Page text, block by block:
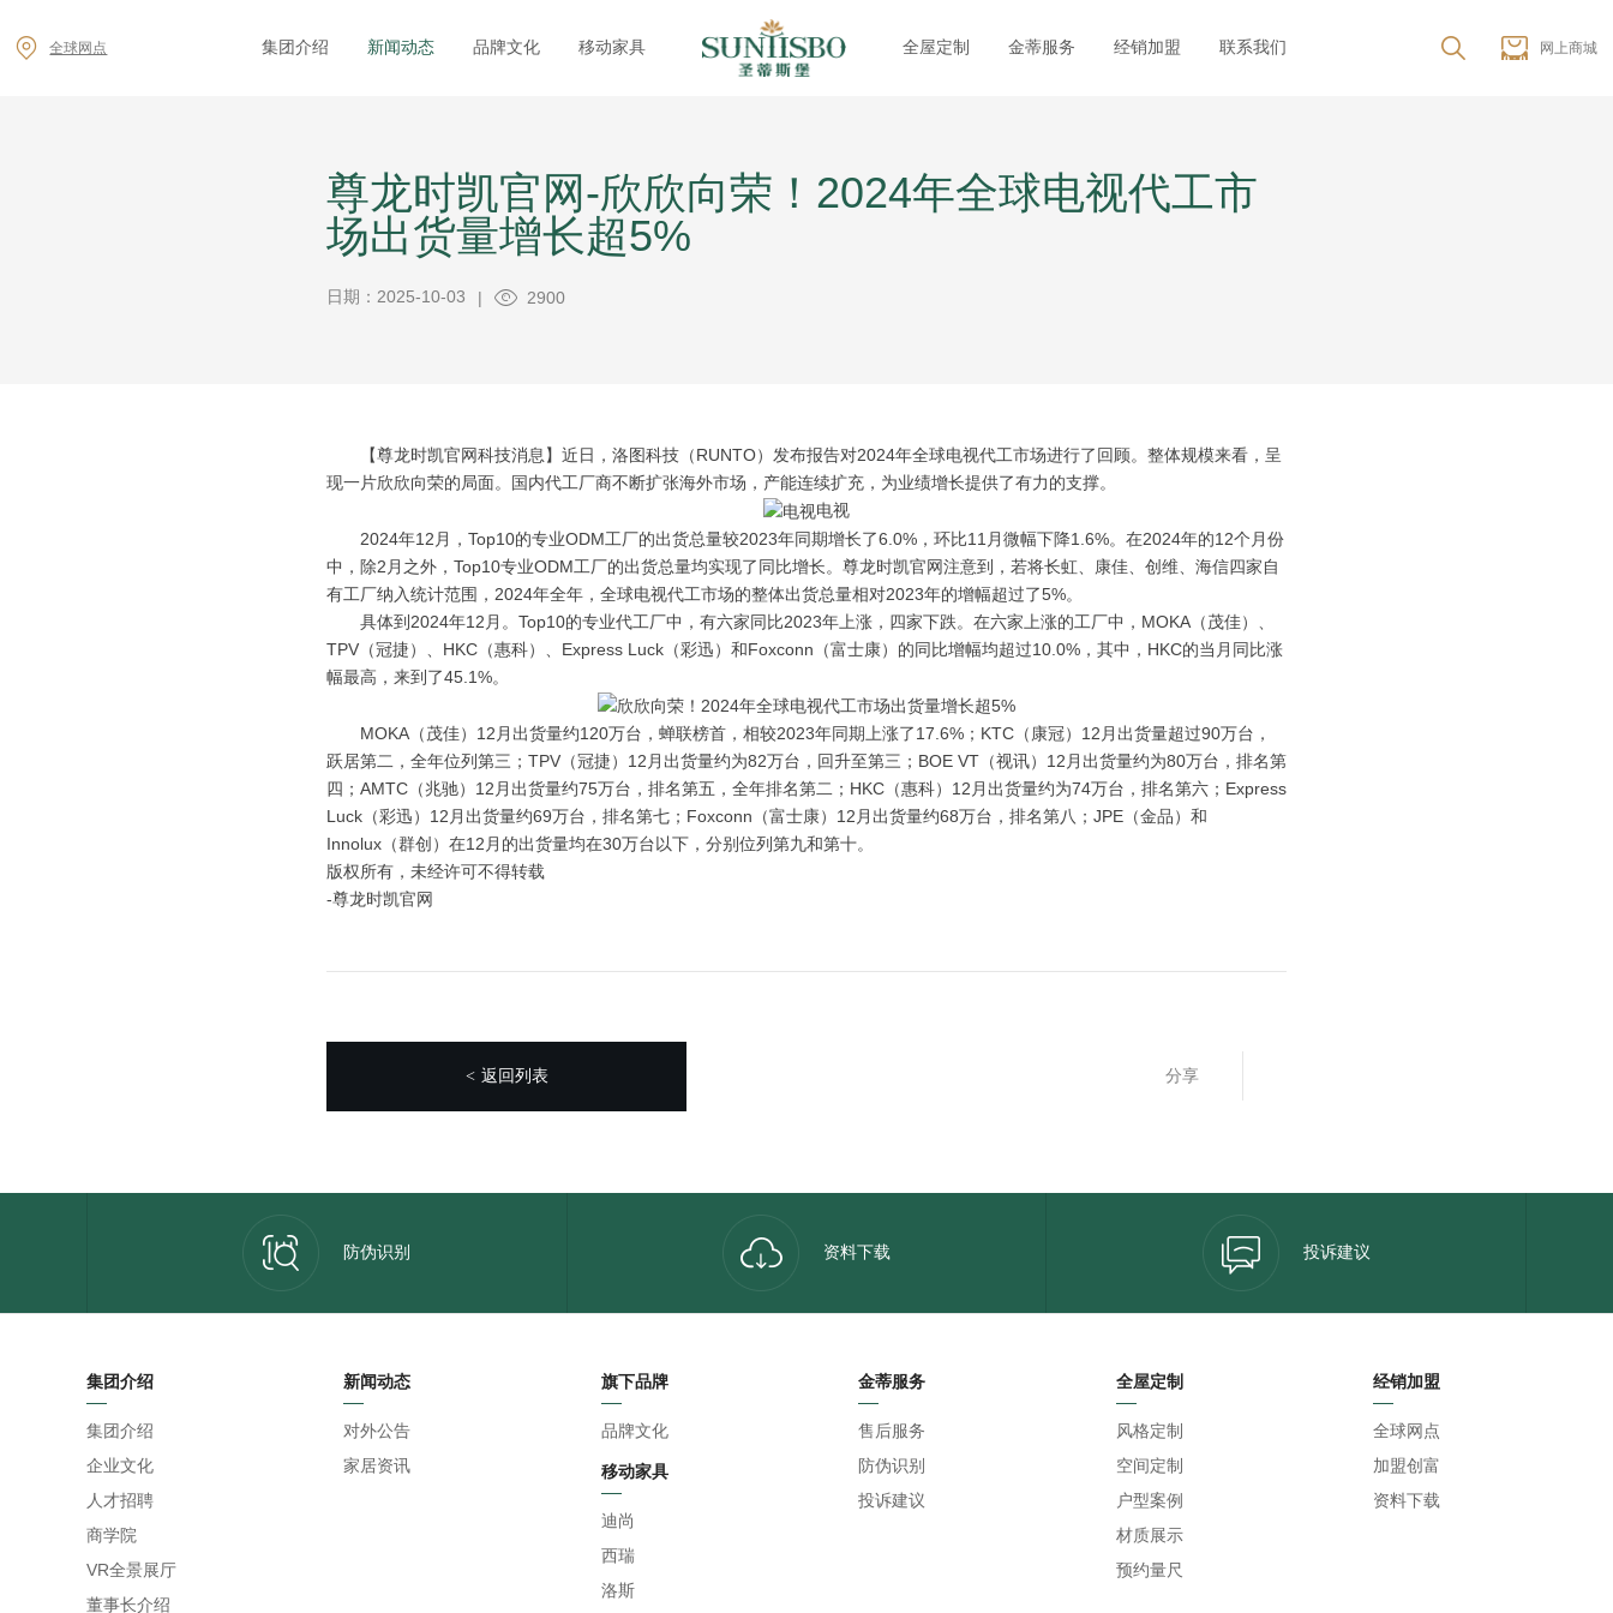
全球网点 集团介绍 新闻动态 品牌文化 移动家具 全屋定制 金蒂服务 经销加盟 联系我们 网上商城
尊龙时凯官网-欣欣向荣！2024年全球电视代工市
场出货量增长超5%
日期：2025-10-03 | 2900
【尊龙时凯官网科技消息】近日，洛图科技（RUNTO）发布报告对2024年全球电视代工市场进行了回顾。整体规模来看，呈
现一片欣欣向荣的局面。国内代工厂商不断扩张海外市场，产能连续扩充，为业绩增长提供了有力的支撑。
电视
2024年12月，Top10的专业ODM工厂的出货总量较2023年同期增长了6.0%，环比11月微幅下降1.6%。在2024年的12个月份
中，除2月之外，Top10专业ODM工厂的出货总量均实现了同比增长。尊龙时凯官网注意到，若将长虹、康佳、创维、海信四家自
有工厂纳入统计范围，2024年全年，全球电视代工市场的整体出货总量相对2023年的增幅超过了5%。
具体到2024年12月。Top10的专业代工厂中，有六家同比2023年上涨，四家下跌。在六家上涨的工厂中，MOKA（茂佳）、
TPV（冠捷）、HKC（惠科）、Express Luck（彩迅）和Foxconn（富士康）的同比增幅均超过10.0%，其中，HKC的当月同比涨
幅最高，来到了45.1%。
MOKA（茂佳）12月出货量约120万台，蝉联榜首，相较2023年同期上涨了17.6%；KTC（康冠）12月出货量超过90万台，
跃居第二，全年位列第三；TPV（冠捷）12月出货量约为82万台，回升至第三；BOE VT（视讯）12月出货量约为80万台，排名第
四；AMTC（兆驰）12月出货量约75万台，排名第五，全年排名第二；HKC（惠科）12月出货量约为74万台，排名第六；Express
Luck（彩迅）12月出货量约69万台，排名第七；Foxconn（富士康）12月出货量约68万台，排名第八；JPE（金品）和
Innolux（群创）在12月的出货量均在30万台以下，分别位列第九和第十。
版权所有，未经许可不得转载
-尊龙时凯官网
< 返回列表 分享
防伪识别 资料下载 投诉建议
集团介绍
集团介绍
企业文化
人才招聘
商学院
VR全景展厅
董事长介绍
新闻动态
对外公告
家居资讯
旗下品牌
品牌文化
移动家具
迪尚
西瑞
洛斯
金蒂服务
售后服务
防伪识别
投诉建议
全屋定制
风格定制
空间定制
户型案例
材质展示
预约量尺
经销加盟
全球网点
加盟创富
资料下载